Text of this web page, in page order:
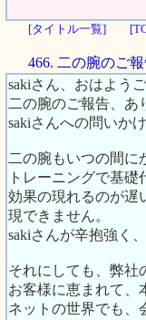
[タイトル一覧]
466. 二の腕のご
sakiさん、おはよう
二の腕のご報告、あ
sakiさんへの問いか
二の腕もいつの間に
トレーニングで基
効果の現れるのが遅
現できません。
sakiさんが辛抱強く
それにしても、弊社
お客様に恵まれて、
ネットの世界でも、